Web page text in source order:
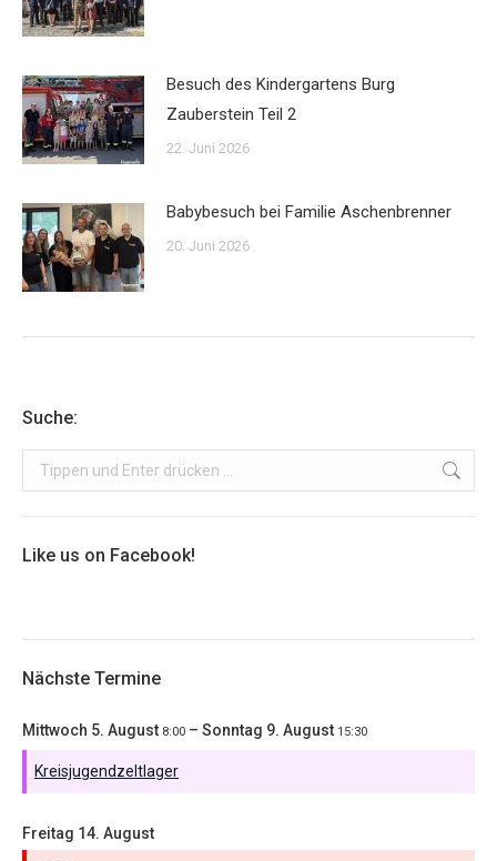
Besuch des Kindergartens Burg
Zauberstein Teil 2
22. Juni 2026
Babybesuch bei Familie Aschenbrenner
20. Juni 2026
Suche:
Search:
Like us on Facebook!
Nächste Termine
Mittwoch 5. August 8:00 – Sonntag 9. August 15:30
Kreisjugendzeltlager
Freitag 14. August